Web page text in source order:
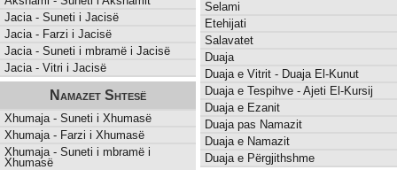
Jacia - Suneti i Jacisë
Jacia - Farzi i Jacisë
Jacia - Suneti i mbramë i Jacisë
Jacia - Vitri i Jacisë
Namazet Shtesë
Xhumaja - Suneti i Xhumasë
Xhumaja - Farzi i Xhumasë
Xhumaja - Suneti i mbramë i
Xhumasë
Selami
Etehijati
Salavatet
Duaja
Duaja e Vitrit - Duaja El-Kunut
Duaja e Tespihve - Ajeti El-Kursij
Duaja e Ezanit
Duaja pas Namazit
Duaja e Namazit
Duaja e Përgjithshme